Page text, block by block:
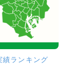
績ランキング